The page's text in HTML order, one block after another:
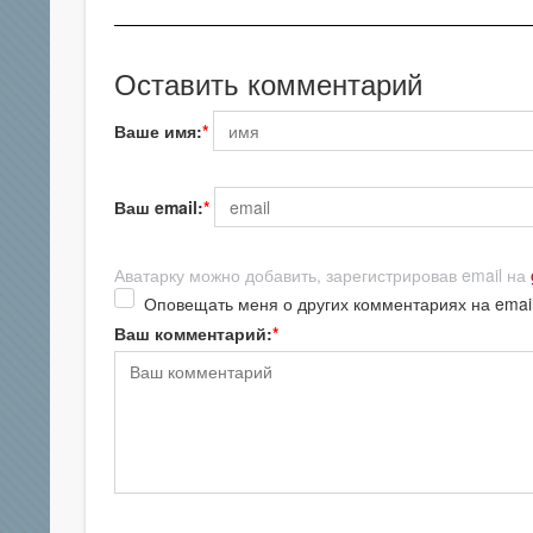
Оставить комментарий
Ваше имя:
Ваш email:
Аватарку можно добавить, зарегистрировав email на
Оповещать меня о других комментариях на email
Ваш комментарий: